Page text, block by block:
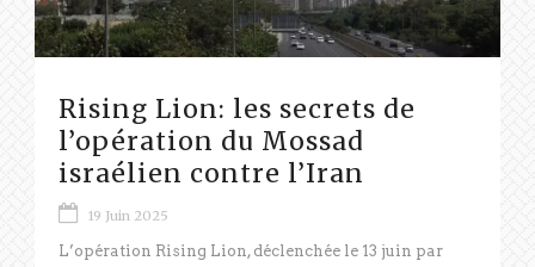
Rising Lion: les secrets de
l’opération du Mossad
israélien contre l’Iran
19 Juin 2025
L’opération Rising Lion, déclenchée le 13 juin par